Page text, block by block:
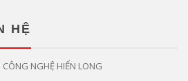
HỆ
NGHỆ HIỂN LONG